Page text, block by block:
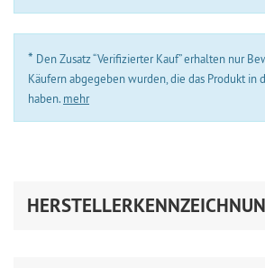
* Den Zusatz “Verifizierter Kauf” erhalten nur
Käufern abgegeben wurden, die das Produkt in
haben. mehr